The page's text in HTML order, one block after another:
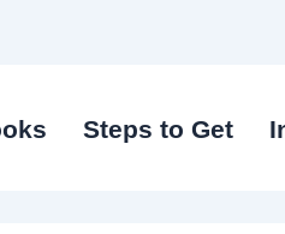
Steps to Get